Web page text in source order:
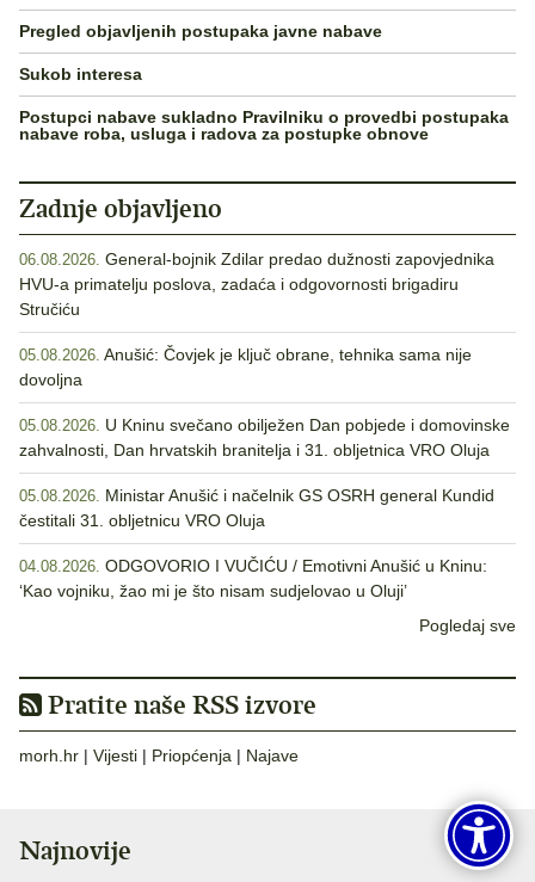
Pregled objavljenih postupaka javne nabave
Sukob interesa
Postupci nabave sukladno Pravilniku o provedbi postupaka
nabave roba, usluga i radova za postupke obnove
Zadnje objavljeno
06.08.2026. General-bojnik Zdilar predao dužnosti zapovjednika
HVU-a primatelju poslova, zadaća i odgovornosti brigadiru
Stručiću
05.08.2026. Anušić: Čovjek je ključ obrane, tehnika sama nije
dovoljna
05.08.2026. U Kninu svečano obilježen Dan pobjede i domovinske
zahvalnosti, Dan hrvatskih branitelja i 31. obljetnica VRO Oluja
05.08.2026. Ministar Anušić i načelnik GS OSRH general Kundid
čestitali 31. obljetnicu VRO Oluja
04.08.2026. ODGOVORIO I VUČIĆU / Emotivni Anušić u Kninu:
‘Kao vojniku, žao mi je što nisam sudjelovao u Oluji’
Pogledaj sve
Pratite naše RSS izvore
morh.hr | Vijesti | Priopćenja | Najave
Najnovije